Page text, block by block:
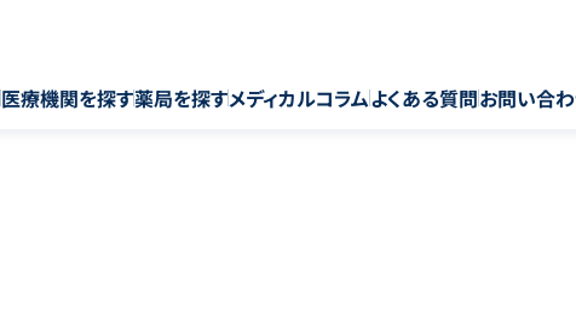
医療機関を探す薬局を探すメディカルコラムよくある質問お問い合